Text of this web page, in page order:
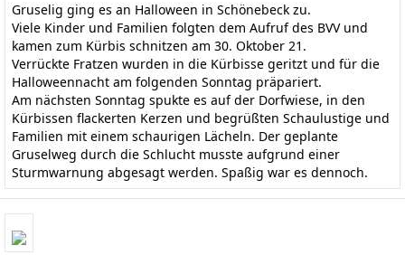
Gruselig ging es an Halloween in Schönebeck zu.
Viele Kinder und Familien folgten dem Aufruf des BVV und
kamen zum Kürbis schnitzen am 30. Oktober 21.
Verrückte Fratzen wurden in die Kürbisse geritzt und für die
Halloweennacht am folgenden Sonntag präpariert.
Am nächsten Sonntag spukte es auf der Dorfwiese, in den
Kürbissen flackerten Kerzen und begrüßten Schaulustige und
Familien mit einem schaurigen Lächeln. Der geplante
Gruselweg durch die Schlucht musste aufgrund einer
Sturmwarnung abgesagt werden. Spaßig war es dennoch.